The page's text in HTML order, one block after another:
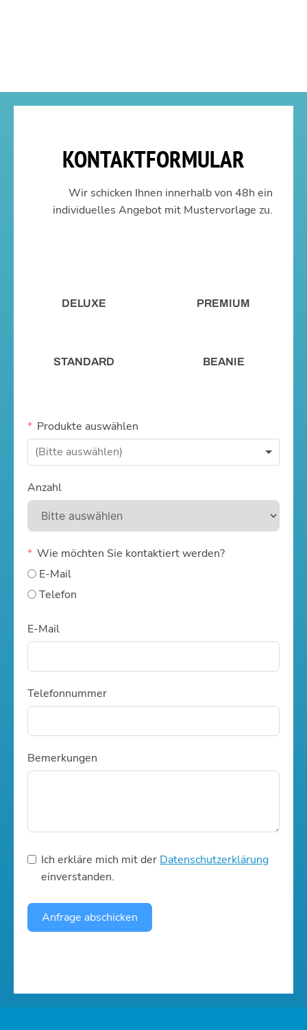
KONTAKTFORMULAR
Wir schicken Ihnen innerhalb von 48h ein
individuelles Angebot mit Mustervorlage zu.
DELUXE PREMIUM
STANDARD BEANIE
Produkte auswählen
Anzahl
Wie möchten Sie kontaktiert werden?
E-Mail
Telefon
E-Mail
Telefonnummer
Bemerkungen
Ich erkläre mich mit der Datenschutzerklärung
einverstanden.
Anfrage abschicken